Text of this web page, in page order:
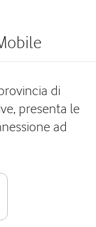
di
presenta le
ad